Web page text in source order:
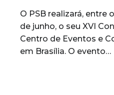
O PSB realizará, entre
de junho, o seu XVI
Centro de Eventos e
em Brasília. O evento…